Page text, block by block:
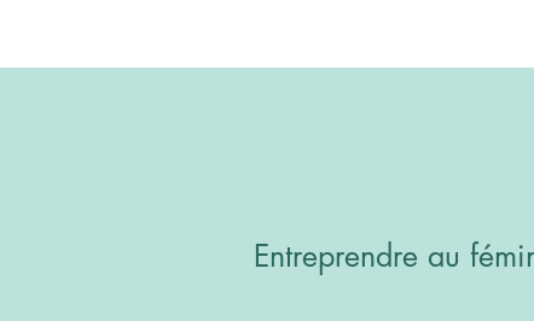
Entreprendre au